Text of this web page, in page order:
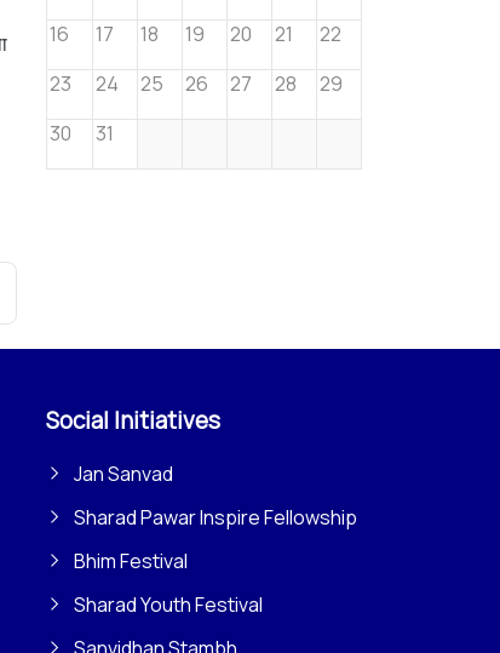
16
17 18 19 20 21
22
23
24 25 26 27 28
29
30
31
Social Initiatives
Jan Sanvad
Sharad Pawar Inspire Fellowship
Bhim Festival
Sharad Youth Festival